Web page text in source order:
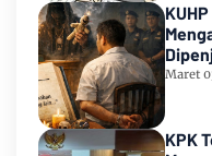
Maret
KPK